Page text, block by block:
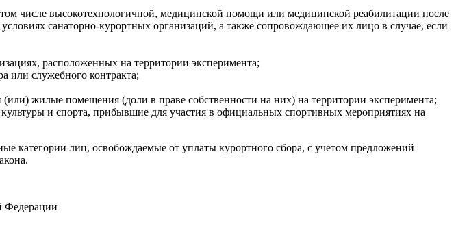
числе высокотехнологичной, медицинской помощи или медицинской реабилитации после
санаторно-курортных организаций, а также сопровождающее их лицо в случае, если
расположенных на территории эксперимента;
или служебного контракта;
жилые помещения (доли в праве собственности на них) на территории эксперимента;
и спорта, прибывшие для участия в официальных спортивных мероприятиях на
категории лиц, освобождаемые от уплаты курортного сбора, с учетом предложений
Федерации